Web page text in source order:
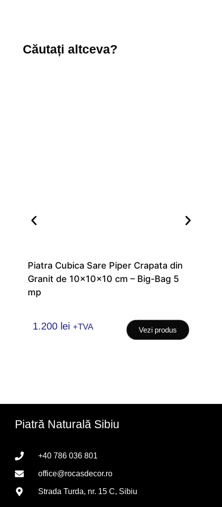
Căutați altceva?
Piatra Cubica Sare Piper Crapata din
Granit de 10x10x10 cm – Big-Bag 5
mp
1.200 lei +TVA Vezi produs
Piatră Naturală Sibiu
+40 786 036 801
office@rocasdecor.ro
Strada Turda, nr. 15 C, Sibiu